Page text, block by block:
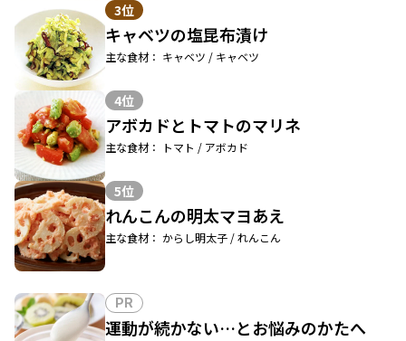
3位
キャベツの塩昆布漬け
主な食材： キャベツ / キャベツ
4位
アボカドとトマトのマリネ
主な食材： トマト / アボカド
5位
れんこんの明太マヨあえ
主な食材： からし明太子 / れんこん
PR
運動が続かない…とお悩みのかたへ